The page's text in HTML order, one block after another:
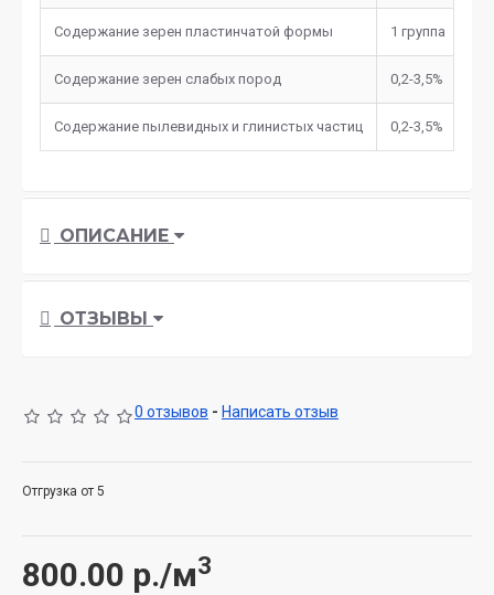
Содержание зерен пластинчатой формы 1 группа
Содержание зерен слабых пород 0,2-3,5%
Содержание пылевидных и глинистых частиц 0,2-3,5%
ОПИСАНИЕ
ОТЗЫВЫ
0 отзывов - Написать отзыв
800.00 р./м3
Отгрузка от 5